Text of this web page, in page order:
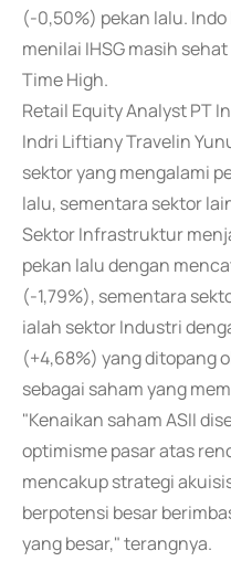
(-0,50%) pekan lalu.
menilai IHSG masih
Time High.
Retail Equity Analyst PT
Indri Liftiany Travelin
sektor yang mengalami
lalu, sementara sektor
Sektor Infrastruktur
pekan lalu dengan
(-1,79%), sementara
ialah sektor Industri
(+4,68%) yang ditopang
sebagai saham yang
"Kenaikan saham ASII
optimisme pasar atas
mencakup strategi
berpotensi besar
yang besar," terangnya.